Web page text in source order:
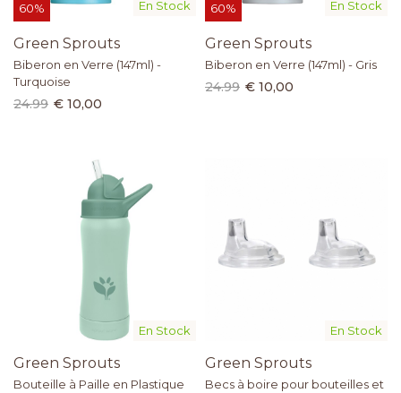
En Stock
60%
Green Sprouts
Biberon en Verre (147ml) -
Turquoise
24.99 € 10,00
En Stock
60%
Green Sprouts
Biberon en Verre (147ml) - Gris
24.99 € 10,00
En Stock
Green Sprouts
Bouteille à Paille en Plastique
En Stock
Green Sprouts
Becs à boire pour bouteilles et